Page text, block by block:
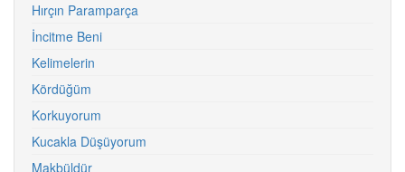
Hırçın Paramparça
İncitme Beni
Kelimelerin
Kördüğüm
Korkuyorum
Kucakla Düşüyorum
Makbüldür